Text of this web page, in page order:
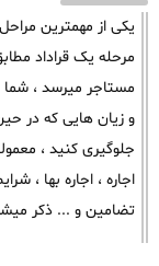
یکی از مهمترین مراحل
مرحله یک قراداد
مستاجر میرسد ، شما
و زیان هایی که در
جلوگیری کنید ،
اجاره ، اجاره بها ،
تضامین و ... ذکر